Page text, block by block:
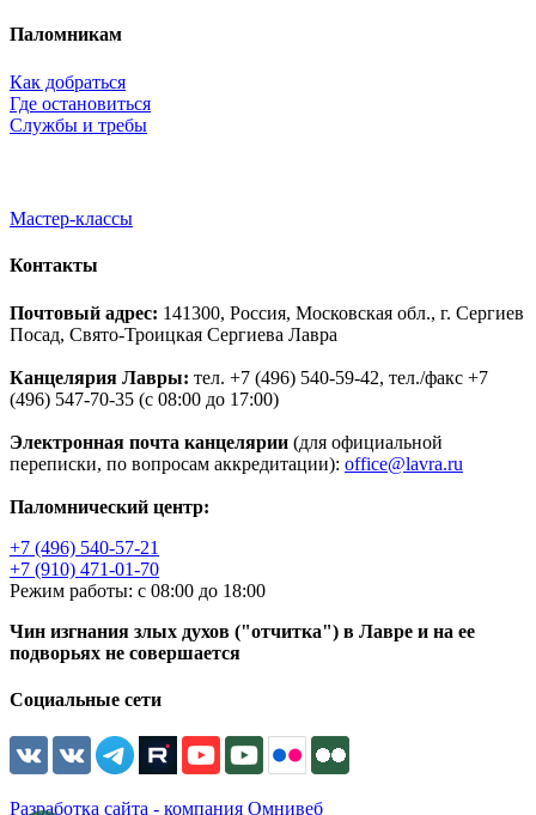
Паломникам
Как добраться
Где остановиться
Службы и требы
Мастер-классы
Контакты
Почтовый адрес: 141300, Россия, Московская обл., г. Сергиев
Посад, Свято-Троицкая Сергиева Лавра
Канцелярия Лавры: тел. +7 (496) 540-59-42, тел./факс +7
(496) 547-70-35 (с 08:00 до 17:00)
Электронная почта канцелярии (для официальной
переписки, по вопросам аккредитации): office@lavra.ru
Паломнический центр:
+7 (496) 540-57-21
+7 (910) 471-01-70
Режим работы: с 08:00 до 18:00
Чин изгнания злых духов ("отчитка") в Лавре и на ее
подворьях не совершается
Социальные сети
Разработка сайта - компания Омнивеб